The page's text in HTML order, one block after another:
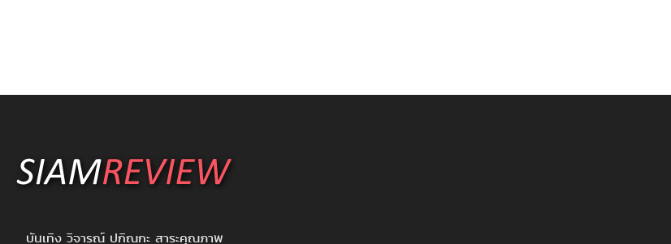
บันเทิง วิจารณ์ ปกิณกะ สาระคุณภาพ